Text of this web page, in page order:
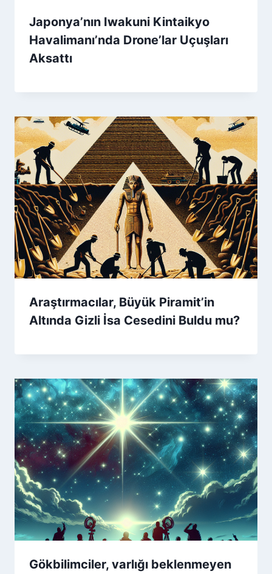
Japonya’nın Iwakuni Kintaikyo
Havalimanı’nda Drone’lar Uçuşları
Aksattı
Araştırmacılar, Büyük Piramit’in
Altında Gizli İsa Cesedini Buldu mu?
Gökbilimciler, varlığı beklenmeyen